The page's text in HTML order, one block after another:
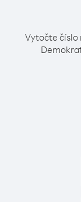
Vytočte číslo